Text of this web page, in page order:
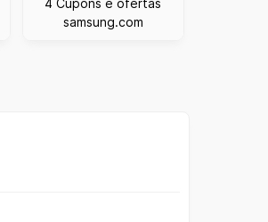
samsung.com